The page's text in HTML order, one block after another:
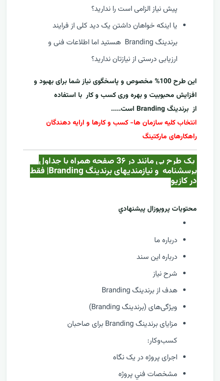
پیش نیاز الزامی است را ندارید؟
یا اینکه خواهان داشتن یک دید کلی از فرایند
برندینگ Branding هستید اما اطلاعات فنی و
ارزیابی درستی از نیازتان ندارید؟
این طرح 100% مخصوص و پاسخگوی نیاز شما برای بهبود و
افزایش محبوبیت و بهره وری کسب و کار با استفاده
از برندینگ Branding
است.....
انتخاب کلیه سازمان ها- کسب و کارها و ارایه دهندگان
راهکارهای مارکتینگ
یک طرح بی مانند در 3۶ صفحه همراه با جداول
پرسشنامه و نیازمندیهای برندینگ Branding| فقط
در کازيو
محتويات پروپوزال پيشنهادي
درباره ما
درباره این سند
شرح نیاز
هدف از برندینگ Branding
ویژگی‌های (برندینگ Branding)
مزایای برندینگ Branding برای صاحبان
کسب‌وکار:
اجرای پروژه در یک نگاه
مشخصات فني پروژه